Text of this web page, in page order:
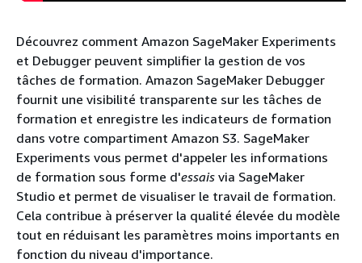
Découvrez comment Amazon SageMaker Experiments
et Debugger peuvent simplifier la gestion de vos
tâches de formation. Amazon SageMaker Debugger
fournit une visibilité transparente sur les tâches de
formation et enregistre les indicateurs de formation
dans votre compartiment Amazon S3. SageMaker
Experiments vous permet d'appeler les informations
de formation sous forme d'essais via SageMaker
Studio et permet de visualiser le travail de formation.
Cela contribue à préserver la qualité élevée du modèle
tout en réduisant les paramètres moins importants en
fonction du niveau d'importance.